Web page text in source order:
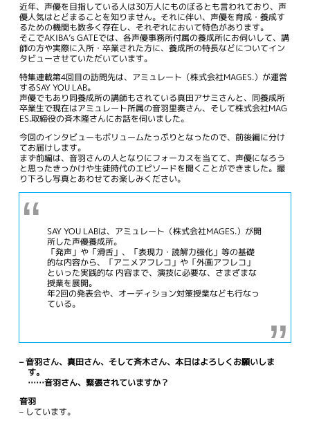
近年、声優を目指している人は30万人にものぼるとも言われており、声
優人気はとどまることを知りません。それに伴い、声優を育成・養成す
るための機関も数多く存在し、それぞれにおいて特色があります。
そこでAKIBA’s GATEでは、各声優事務所付属の養成所にお伺いして、講
師の方や実際に入所・卒業された方に、養成所の特長などについてイン
タビューさせていただいています。
特集連載第4回目の訪問先は、アミュレート（株式会社MAGES.）が運営
するSAY YOU LAB。
声優でもあり同養成所の講師もされている真田アサミさんと、同養成所
卒業生で現在はアミュレート所属の音羽里奏さん、そして株式会社MAG
ES.取締役の斉木隆さんにお話を伺いました。
今回のインタビューもボリュームたっぷりとなったので、前後編に分け
てお届けします。
まず前編は、音羽さんの人となりにフォーカスを当てて、声優になろう
と思ったきっかけや生徒時代のエピソードを聞くことができました。撮
り下ろし写真とあわせてお楽しみください。
SAY YOU LABは、アミュレート（株式会社MAGES.）が開
所した声優養成所。
「発声」や「滑舌」、「表現力・読解力強化」等の基礎
的な内容から、「アニメアフレコ」や「外画アフレコ」
といった実践的な 内容まで、演技に必要な、さまざまな
授業を展開。
年2回の発表会や、オーディション対策授業なども行なっ
ている。
– 音羽さん、真田さん、そして斉木さん、本日はよろしくお願いしま
す。
……音羽さん、緊張されていますか？
音羽
– しています。